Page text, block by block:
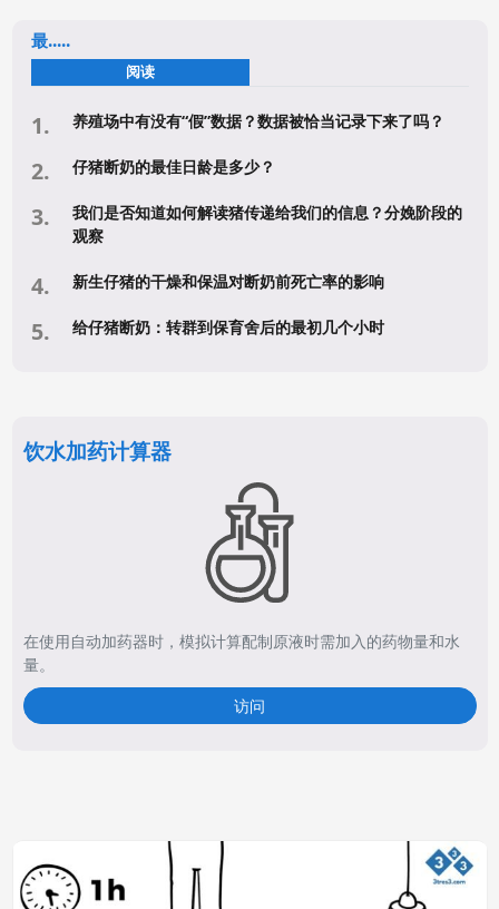
最.....
阅读
养殖场中有没有“假”数据？数据被恰当记录下来了吗？
仔猪断奶的最佳日龄是多少？
我们是否知道如何解读猪传递给我们的信息？分娩阶段的
观察
新生仔猪的干燥和保温对断奶前死亡率的影响
给仔猪断奶：转群到保育舍后的最初几个小时
饮水加药计算器
在使用自动加药器时，模拟计算配制原液时需加入的药物量和水
量。
访问